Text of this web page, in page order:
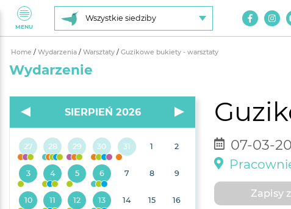
MENU
Wszystkie siedziby
Home / Wydarzenia / Warsztaty / Guzikowe bukiety - warsztaty
Wydarzenie
07-03-
Zapisy
SIERPIEŃ 2026
27 28 29 30 31 1 2
3 4 5 6 7 8 9
10 11 12 13 14 15 16